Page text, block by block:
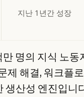
지난 1년간 성장
명의 지식 노
제 해결, 워크플
생산성 엔진입니